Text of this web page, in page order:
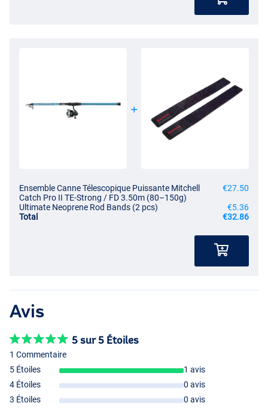
Ensemble Canne Télescopique Puissante Mitchell
Catch Pro II TE-Strong / FD 3.50m (80–150g)
€27.50
Ultimate Neoprene Rod Bands (2 pcs)
€5.36
Total
€32.86
Avis
5 sur 5 Étoiles
1 Commentaire
5 Étoiles
1 avis
4 Étoiles
0 avis
3 Étoiles
0 avis